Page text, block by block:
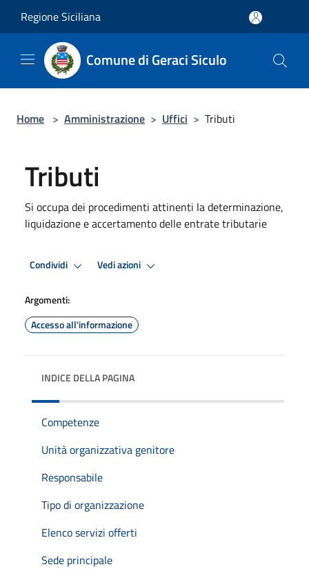
Regione Siciliana
Comune di Geraci Siculo
Home > Amministrazione > Uffici > Tributi
Tributi
Si occupa dei procedimenti attinenti la determinazione,
liquidazione e accertamento delle entrate tributarie
Condividi Vedi azioni
Argomenti:
Accesso all'informazione
INDICE DELLA PAGINA
Competenze
Unità organizzativa genitore
Responsabile
Tipo di organizzazione
Elenco servizi offerti
Sede principale